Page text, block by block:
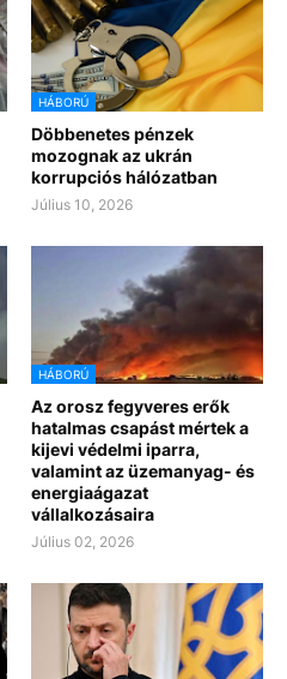
HÁBORÚ
Döbbenetes pénzek
mozognak az ukrán
korrupciós hálózatban
Július 10, 2026
HÁBORÚ
Az orosz fegyveres erők
hatalmas csapást mértek a
kijevi védelmi iparra,
valamint az üzemanyag- és
energiaágazat
vállalkozásaira
Július 02, 2026